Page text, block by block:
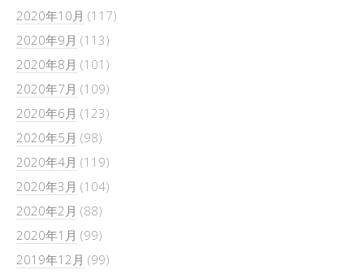
2020年10月 (117)
2020年9月 (113)
2020年8月 (101)
2020年7月 (109)
2020年6月 (123)
2020年5月 (98)
2020年4月 (119)
2020年3月 (104)
2020年2月 (88)
2020年1月 (99)
2019年12月 (99)